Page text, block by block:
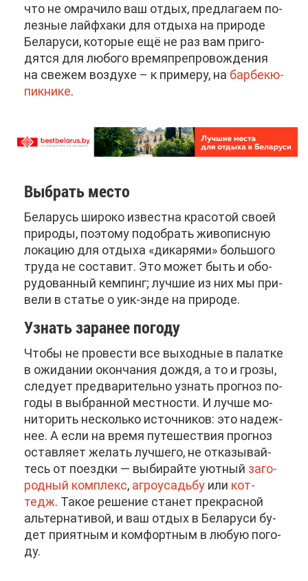
что не омра­чи­ло ваш от­дых, пред­ла­га­ем по­
лез­ные лай­фх­а­ки для от­ды­ха на при­ро­де
Бе­ла­ру­си, ко­то­рые ещё не раз вам при­го­
дят­ся для лю­бо­го вре­мя­пре­про­вож­де­ния
на све­жем воз­ду­хе – к при­ме­ру, на бар­бекю-
пик­ни­ке.
Вы­брать ме­сто
Бе­ла­русь ши­ро­ко из­вест­на кра­со­той сво­ей
при­ро­ды, по­это­му по­до­брать жи­во­пис­ную
ло­ка­цию для от­ды­ха «ди­ка­ря­ми» боль­шо­го
тру­да не со­ста­вит. Это мо­жет быть и обо­
ру­до­ван­ный кем­пинг; луч­шие из них мы при­
ве­ли в ста­тье о уик-эн­де на при­ро­де.
Узнать за­ра­нее по­го­ду
Что­бы не про­ве­сти все вы­ход­ные в па­лат­ке
в ожи­да­нии окон­ча­ния до­ждя, а то и гро­зы,
сле­ду­ет пред­ва­ри­тель­но узнать про­гноз по­
го­ды в вы­бран­ной мест­но­сти. И луч­ше мо­
ни­то­рить несколь­ко ис­точ­ни­ков: это на­деж­
нее. А ес­ли на вре­мя пу­те­ше­ствия про­гноз
остав­ля­ет же­лать луч­ше­го, не от­ка­зы­вай­
тесь от по­езд­ки — вы­би­рай­те уют­ный за­го­
род­ный ком­плекс, аг­ро­усадь­бу или кот­
тедж. Та­кое ре­ше­ние ста­нет пре­крас­ной
аль­тер­на­ти­вой, и ваш от­дых в Бе­ла­ру­си бу­
дет при­ят­ным и ком­форт­ным в лю­бую по­го­
ду.